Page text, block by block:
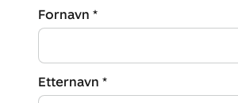
Fornavn *
Etternavn *